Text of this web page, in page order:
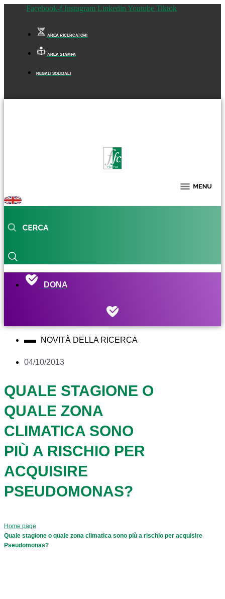
Facebook-f Instagram Linkedin Youtube Tiktok
AREA RICERCATORI
AREA STAMPA
REGALI SOLIDALI
DONA
NOVITÀ DELLA RICERCA
04/10/2013
QUALE STAGIONE O
QUALE ZONA
CLIMATICA SONO
PIÙ A RISCHIO PER
ACQUISIRE
PSEUDOMONAS?
Home page
Quale stagione o quale zona climatica sono più a rischio per acquisire
Pseudomonas?